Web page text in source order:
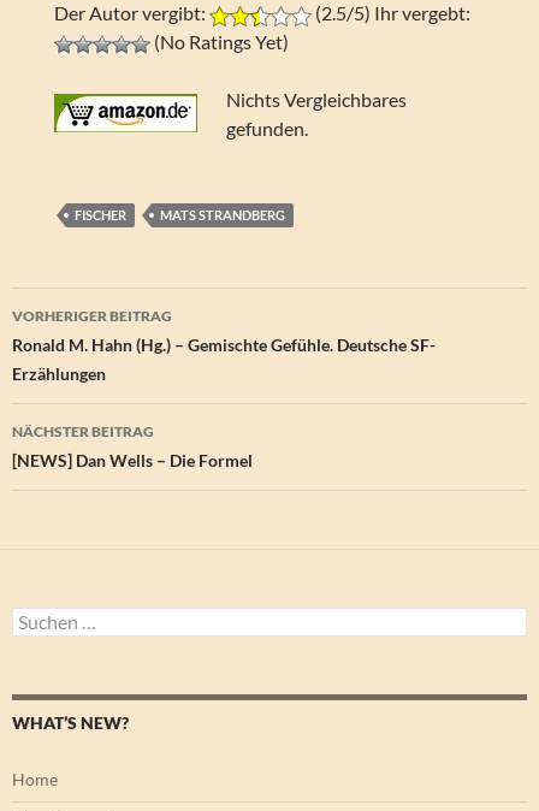
Der Autor vergibt:
(2.5/5) Ihr vergebt:
(No Ratings Yet)
Nichts Vergleichbares
gefunden.
FISCHER MATS STRANDBERG
Beitragsnavigation
VORHERIGER BEITRAG
Ronald M. Hahn (Hg.) – Gemischte Gefühle. Deutsche SF-
Erzählungen
NÄCHSTER BEITRAG
[NEWS] Dan Wells – Die Formel
Suchen
nach:
WHAT’S NEW?
Home